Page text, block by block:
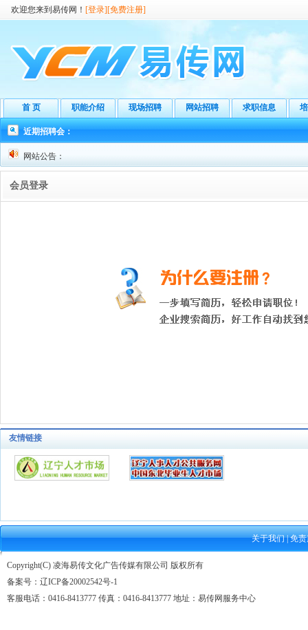
欢迎您来到易传网！ [登录][免费注册]
首 页 职能介绍 现场招聘 网站招聘 求职信息
近期招聘会：
网站公告：
会员登录
友情链接
关于我们|免
Copyright(C) 凌海易传文化广告传媒有限公司 版权所有
备案号： 辽ICP备20002542号-1
客服电话：0416-8413777 传真：0416-8413777 地址：易传网服务中心